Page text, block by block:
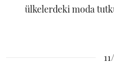
ülkelerdeki moda